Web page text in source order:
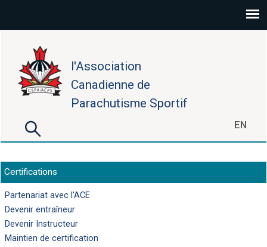
l'Association
Canadienne de
Parachutisme Sportif
EN
Formulaire de recherche
Rechercher
Certifications
Partenariat avec l'ACE
Devenir entraîneur
Devenir Instructeur
Maintien de certification